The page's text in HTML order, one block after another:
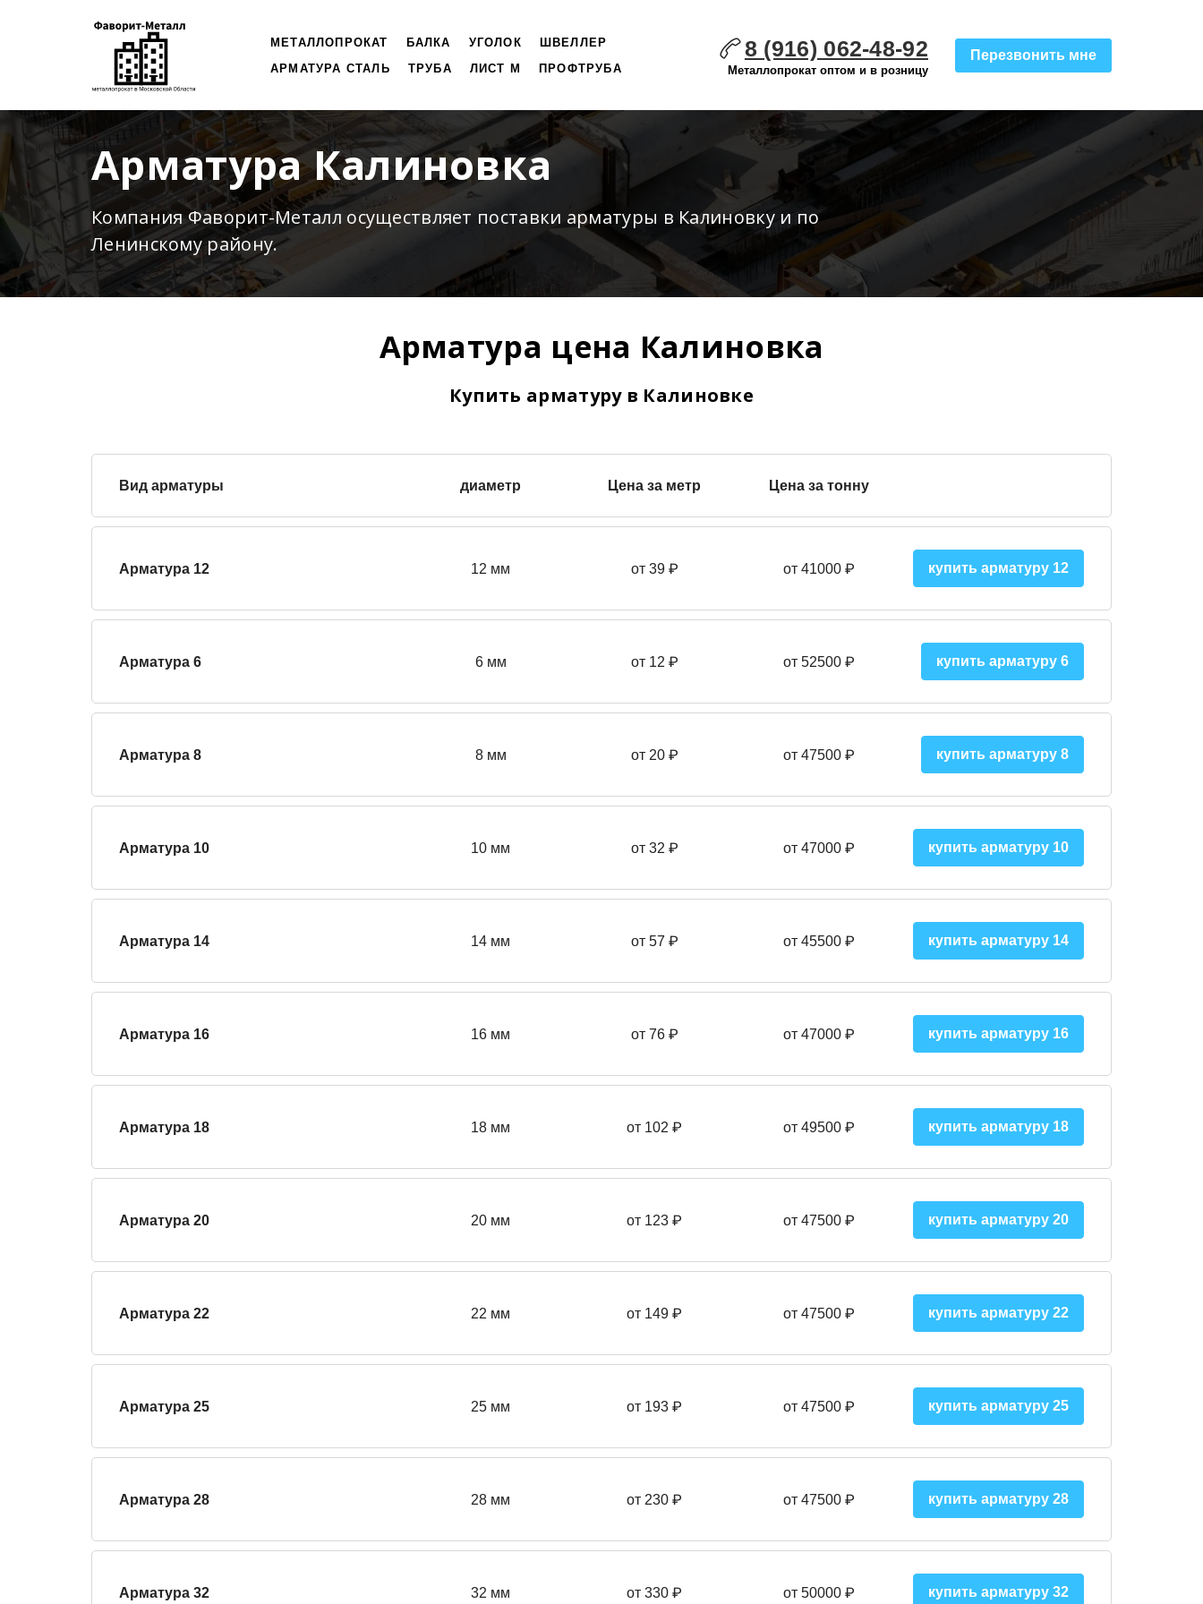
МЕТАЛЛОПРОКАТ БАЛКА УГОЛОК
ШВЕЛЛЕР
АРМАТУРА СТАЛЬ
ТРУБА ЛИСТ М ПРОФТРУБА
8 (916) 062-48-92
Металлопрокат оптом и в розницу
Перезвонить мне
Арматура Калиновка
Компания Фаворит-Металл осуществляет поставки арматуры в Калиновку и по
Ленинскому району.
Арматура цена Калиновка
Купить арматуру в Калиновке
Вид арматуры диаметр Цена за метр Цена за тонну
Арматура 12 12 мм от 39₽ от 41000₽ купить арматуру 12
Арматура 6 6 мм от 12 ₽ от 52500₽ купить арматуру 6
Арматура 8 8 мм от 20 ₽ от 47500₽ купить арматуру 8
Арматура 10 10 мм от 32 ₽ от 47000₽ купить арматуру 10
Арматура 14 14 мм от 57 ₽ от 45500₽ купить арматуру 14
Арматура 16 16 мм от 76 ₽ от 47000 ₽ купить арматуру 16
Арматура 18 18 мм от 102 ₽ от 49500 ₽ купить арматуру 18
Арматура 20 20 мм от 123 ₽ от 47500 ₽ купить арматуру 20
Арматура 22 22 мм от 149 ₽ от 47500 ₽ купить арматуру 22
Арматура 25 25 мм от 193 ₽ от 47500₽ купить арматуру 25
Арматура 28 28 мм от 230 ₽ от 47500₽ купить арматуру 28
Арматура 32 32 мм от 330 ₽ от 50000₽ купить арматуру 32